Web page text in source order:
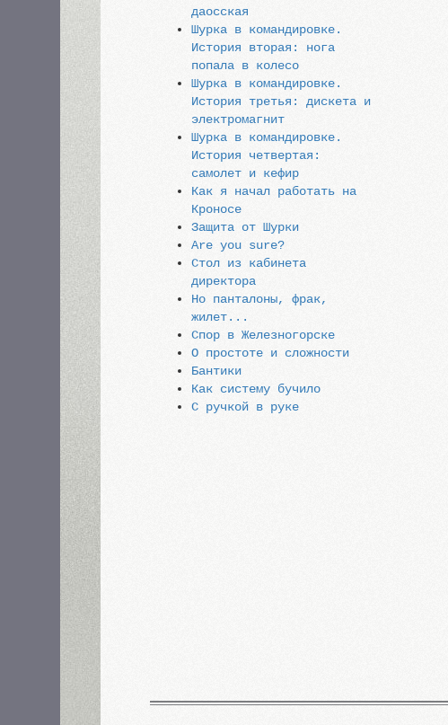
даосская
Шурка в командировке.
История вторая: нога
попала в колесо
Шурка в командировке.
История третья: дискета и
электромагнит
Шурка в командировке.
История четвертая:
самолет и кефир
Как я начал работать на
Кроносе
Защита от Шурки
Are you sure?
Стол из кабинета
директора
Но панталоны, фрак,
жилет...
Спор в Железногорске
О простоте и сложности
Бантики
Как систему бучило
С ручкой в руке